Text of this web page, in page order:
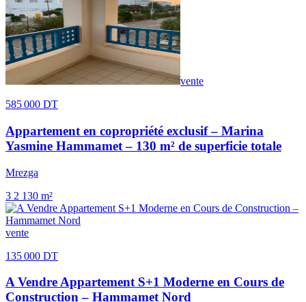
vente
585 000 DT
Appartement en copropriété exclusif – Marina
Yasmine Hammamet – 130 m² de superficie totale
Mrezga
3 2 130 m²
vente
135 000 DT
A Vendre Appartement S+1 Moderne en Cours de
Construction – Hammamet Nord